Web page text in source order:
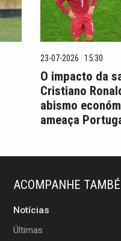
23-07-2026 · 15:30
O impacto da
Cristiano
abismo
ameaça
ACOMPANHE
Notícias
Últimas